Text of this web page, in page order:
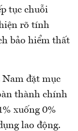
tục chuỗi
rõ tính
bảo hiểm thất
Nam đặt mục
thành chính
xuống 0%
lao động.